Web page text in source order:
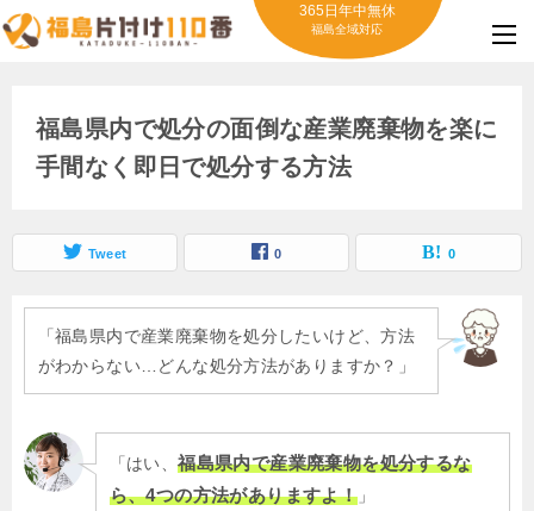
365日年中無休
福島全域対応
福島県内で処分の面倒な産業廃棄物を楽に
手間なく即日で処分する方法
Tweet 0 0
「福島県内で産業廃棄物を処分したいけど、方法
がわからない…どんな処分方法がありますか？」
「はい、福島県内で産業廃棄物を処分するな
ら、4つの方法がありますよ！ 」